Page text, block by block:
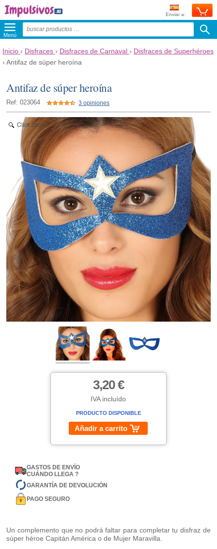
Enviar a:
Menú
Inicio › Disfraces › Disfraces de Carnaval › Disfraces de Superhéroes
› Antifaz de súper heroína
Antifaz de súper heroína
Ref: 023064 3 opiniones
Click zoom
3,20 €
IVA incluído
PRODUCTO DISPONIBLE
Añadir a carrito
GASTOS DE ENVÍO
CUÁNDO LLEGA ?
GARANTÍA DE DEVOLUCIÓN
PAGO SEGURO
Un complemento que no podrá faltar para completar tu disfraz de
súper héroe Capitán América o de Mujer Maravilla.